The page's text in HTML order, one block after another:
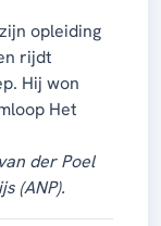
opleiding
rijdt
Hij won
Het
der Poel
(ANP).